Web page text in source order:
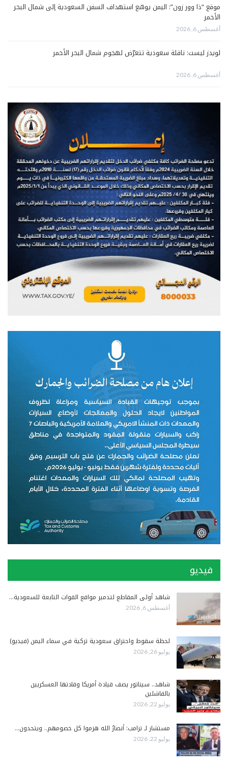
موقع “ذا وور زون”: اليمن يوسّع استهداف السفن السعودية إلى شمال البحر
الأحمر
أغسطس 6, 2026
لويدز ليست: ناقلة سعودية تتعرّض لهجوم شمال البحر الأحمر
أغسطس 6, 2026
فيديو
شاهد أولى المقاطع لتدمير مواقع القوات التابعة للسعودية…
أغسطس 6, 2026
لحظة سقوط واحتراق سعودية تركية في سماء اليمن (فيديو)
يوليو 26, 2026
شاهد.. سيناتور يصف قيادة أمريكا وقادتها العسكريين
بالفاشلين
يوليو 22, 2026
مستشار لـ ترامب: أنصارُ الله هزموا كل خصومهم.. ويتحدون…
يوليو 22, 2026